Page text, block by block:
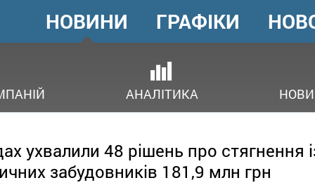
ГОЛОВНЕ
МЕНЮ
НОВИНИ
АНАЛІТИКА
ГРАФІКИ
ухвалили 48 рішень про стягнення
забудовників 181,9 млн грн